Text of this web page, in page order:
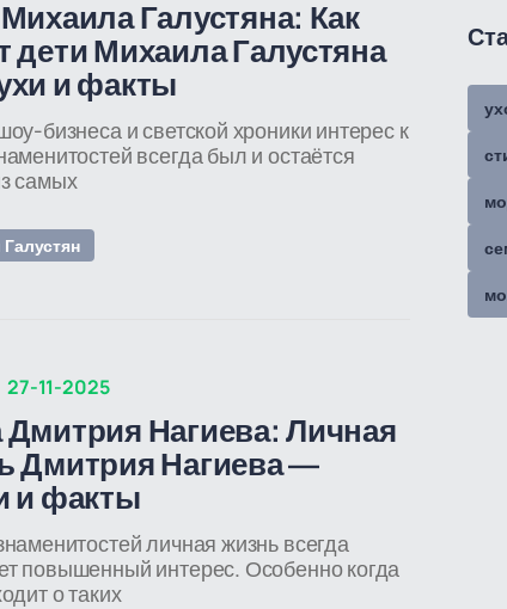
Галустяна: Как
дети Михаила Галустяна
и факты
бизнеса и светской хроники интерес к
всегда был и остаётся
самых
27-11-2025
Нагиева: Личная
Дмитрия Нагиева —
и факты
личная жизнь всегда
повышенный интерес. Особенно когда
о таких